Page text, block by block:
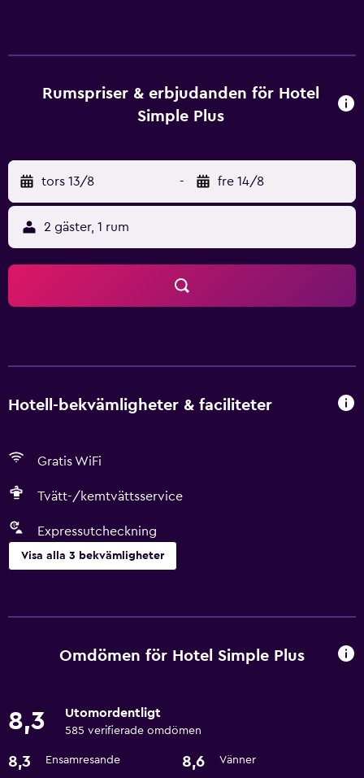
Rumspriser & erbjudanden för Hotel
Simple Plus
tors 13/8 - fre 14/8
2 gäster, 1 rum
Hotell-bekvämligheter & faciliteter
Gratis WiFi
Tvätt-/kemtvättsservice
Expressutcheckning
Visa alla 3 bekvämligheter
Tvätt-/kemtvättsservice
Tjänster och bekvämligheter
Grundläggande bekvämligheter
Gratis WiFi
Omdömen för Hotel Simple Plus
8,3 Utomordentligt
585 verifierade omdömen
8,3 Ensamresande 8,6 Vänner